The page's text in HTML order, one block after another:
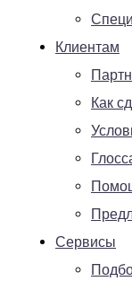
Клиентам
Как
Сервисы